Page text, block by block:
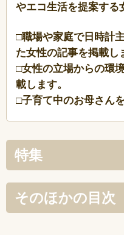
やエコ生活を提案する
□職場や家庭で日時計
た女性の記事を掲載し
□女性の立場からの環
載します。
□子育て中のお母さん
特集
そのほかの目次